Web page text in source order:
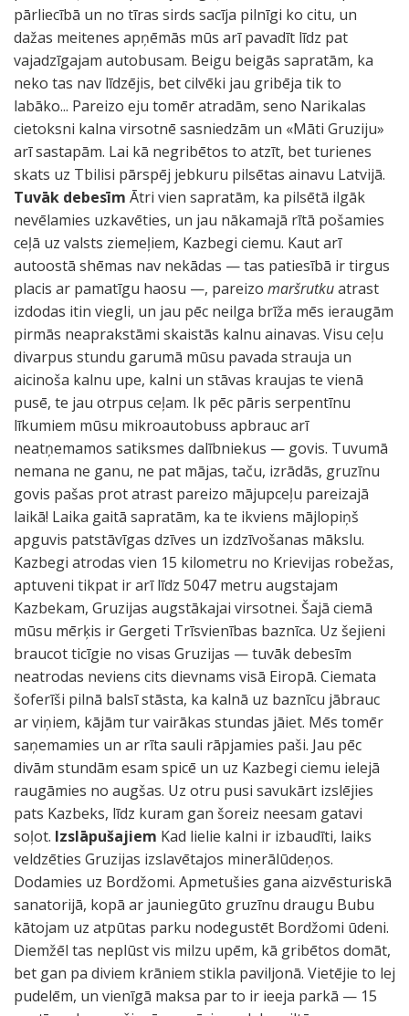
pārliecībā un no tīras sirds sacīja pilnīgi ko citu, un
dažas meitenes apņēmās mūs arī pavadīt līdz pat
vajadzīgajam autobusam. Beigu beigās sapratām, ka
neko tas nav līdzējis, bet cilvēki jau gribēja tik to
labāko... Pareizo eju tomēr atradām, seno Narikalas
cietoksni kalna virsotnē sasniedzām un «Māti Gruziju»
arī sastapām. Lai kā negribētos to atzīt, bet turienes
skats uz Tbilisi pārspēj jebkuru pilsētas ainavu Latvijā.
Tuvāk debesīm Ātri vien sapratām, ka pilsētā ilgāk
nevēlamies uzkavēties, un jau nākamajā rītā pošamies
ceļā uz valsts ziemeļiem, Kazbegi ciemu. Kaut arī
autoostā shēmas nav nekādas — tas patiesībā ir tirgus
placis ar pamatīgu haosu —, pareizo maršrutkuatrast
izdodas itin viegli, un jau pēc neilga brīža mēs ieraugām
pirmās neaprakstāmi skaistās kalnu ainavas. Visu ceļu
divarpus stundu garumā mūsu pavada strauja un
aicinoša kalnu upe, kalni un stāvas kraujas te vienā
pusē, te jau otrpus ceļam. Ik pēc pāris serpentīnu
līkumiem mūsu mikroautobuss apbrauc arī
neatņemamos satiksmes dalībniekus — govis. Tuvumā
nemana ne ganu, ne pat mājas, taču, izrādās, gruzīnu
govis pašas prot atrast pareizo mājupceļu pareizajā
laikā! Laika gaitā sapratām, ka te ikviens mājlopiņš
apguvis patstāvīgas dzīves un izdzīvošanas mākslu.
Kazbegi atrodas vien 15 kilometru no Krievijas robežas,
aptuveni tikpat ir arī līdz 5047 metru augstajam
Kazbekam, Gruzijas augstākajai virsotnei. Šajā ciemā
mūsu mērķis ir Gergeti Trīsvienības baznīca. Uz šejieni
braucot ticīgie no visas Gruzijas — tuvāk debesīm
neatrodas neviens cits dievnams visā Eiropā. Ciemata
šoferīši pilnā balsī stāsta, ka kalnā uz baznīcu jābrauc
ar viņiem, kājām tur vairākas stundas jāiet. Mēs tomēr
saņemamies un ar rīta sauli rāpjamies paši. Jau pēc
divām stundām esam spicē un uz Kazbegi ciemu ielejā
raugāmies no augšas. Uz otru pusi savukārt izslējies
pats Kazbeks, līdz kuram gan šoreiz neesam gatavi
soļot. Izslāpušajiem Kad lielie kalni ir izbaudīti, laiks
veldzēties Gruzijas izslavētajos minerālūdeņos.
Dodamies uz Bordžomi. Apmetušies gana aizvēsturiskā
sanatorijā, kopā ar jauniegūto gruzīnu draugu Bubu
kātojam uz atpūtas parku nodegustēt Bordžomi ūdeni.
Diemžēl tas neplūst vis milzu upēm, kā gribētos domāt,
bet gan pa diviem krāniem stikla paviljonā. Vietējie to lej
pudelēm, un vienīgā maksa par to ir ieeja parkā — 15